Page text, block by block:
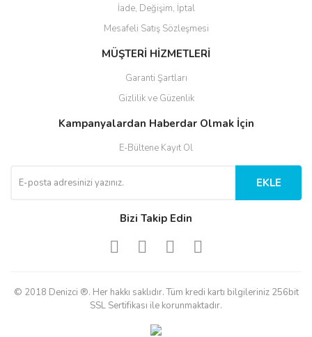
İade, Değişim, İptal
Mesafeli Satış Sözleşmesi
MÜŞTERİ HİZMETLERİ
Garanti Şartları
Gizlilik ve Güzenlik
Kampanyalardan Haberdar Olmak İçin
E-Bültene Kayıt Ol
EKLE
Bizi Takip Edin
© 2018 Denizci ®. Her hakkı saklıdır. Tüm kredi kartı bilgileriniz 256bit
SSL Sertifikası ile korunmaktadır.